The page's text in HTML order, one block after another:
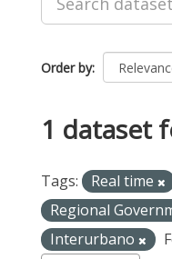
Order by
1 dataset
Tags:
Real time
Regional
Interurbano